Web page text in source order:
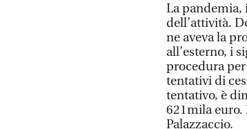
La pandemia,
dell’attività.
ne aveva la
all’esterno, i
procedura
tentativi di
tentativo, è
621mila euro.
Palazzaccio.